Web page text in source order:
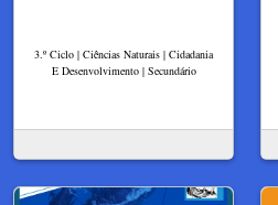
3.º Ciclo | Ciências Naturais | Cidadania
E Desenvolvimento | Secundário